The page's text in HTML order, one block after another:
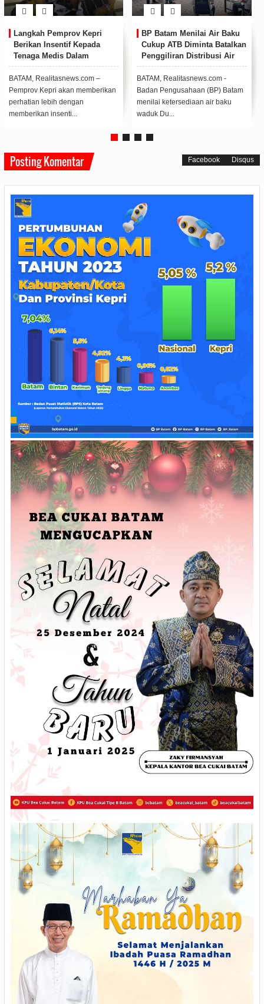
Tampil Praktis dan Irit,
Honda Supra X 125 Cocok
Temani Aktivitas Anak Muda
di Kepri
Honda Supra X 125 hadir sebagai
motor yang dikenal tangguh dan
irit cocok digunakan untuk masy...
Kapolda Kepri Buka Diktuk
Bintara Polri T.A 2020/2021
di Sekolah Polisi Negara
Polda Kepri
KARIMUN, Realitasnews.com -
Kapolda Kepri, Irjen Dr. Pol Aris
Budiman M,Si memimpin upacara
pembukaa...
Posting Komentar Facebook Disqus